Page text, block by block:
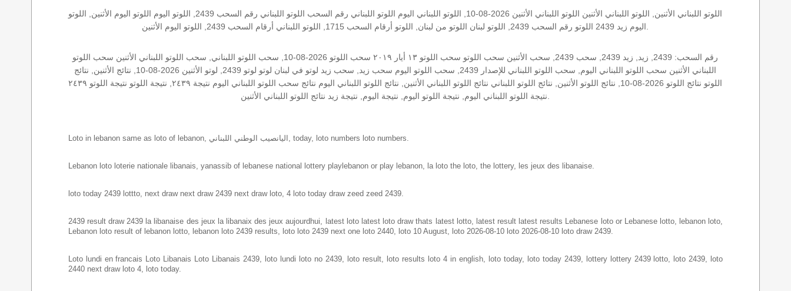
اللوتو اللبناني الأثنين, اللوتو اللبناني الأثنين اللوتو اللبناني الأثنين 2026-08-10, اللوتو اللبناني اليوم اللوتو اللبناني رقم السحب اللوتو اللبناني رقم السحب 2439, اللوتو اليوم اللوتو اليوم الأثنين, اللوتو
رقم السحب: 2439, زيد, زيد 2439, سحب 2439, سحب الأثنين سحب اللوتو سحب اللوتو ١٣ أيار ٢٠١٩ سحب اللوتو 2026-08-10, سحب اللوتو اللبناني, سحب اللوتو اللبناني الأثنين سحب اللوتو
اللبناني الأثنين سحب اللوتو اللبناني اليوم, سحب اللوتو اللبناني للإصدار 2439, سحب اللوتو اليوم سحب زيد, سحب زيد لوتو في لبنان لوتو لوتو 2439, لوتو الأثنين 2026-08-10, نتائج الأثنين, نتائج
اللوتو نتائج اللوتو 2026-08-10, نتائج اللوتو الأثنين, نتائج اللوتو اللبناني نتائج اللوتو اللبناني الأثنين, نتائج اللوتو اللبناني اليوم نتائج سحب اللوتو اللبناني اليوم نتيجة ٢٤٣٩, نتيجة اللوتو نتيجة اللوتو ٢٤٣٩
Loto in lebanon same as loto of lebanon, اليانصيب الوطني اللبناني, today, loto numbers loto numbers.
Lebanon loto loterie nationale libanais, yanassib of lebanese national lottery playlebanon or play lebanon, la loto the loto, the lottery, les jeux des libanaise.
loto today 2439 lottto, next draw next draw 2439 next draw loto, 4 loto today draw zeed zeed 2439.
2439 result draw 2439 la libanaise des jeux la libanaix des jeux aujourdhui, latest loto latest loto draw thats latest lotto, latest result latest results Lebanese loto or Lebanese lotto, lebanon loto,
Lebanon loto result of lebanon lotto, lebanon loto 2439 results, loto loto 2439 next one loto 2440, loto 10 August, loto 2026-08-10 loto 2026-08-10 loto draw 2439.
Loto lundi en francais Loto Libanais Loto Libanais 2439, loto lundi loto no 2439, loto result, loto results loto 4 in english, loto today, loto today 2439, lottery lottery 2439 lotto, loto 2439, loto
2440 next draw loto 4, loto today.